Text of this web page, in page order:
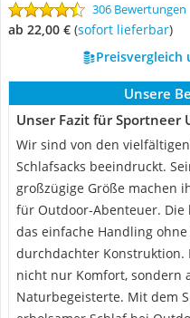
306 Bewertungen
ab 22,00 € ( Sofort lieferbar)
Preisvergleich
Unsere
Unser Fazit für Sportneer
Wir sind von den
Schlafsacks beeindruckt.
großzügige Größe machen
für Outdoor-Abenteuer.
das einfache Handling
durchdachter Konstruktion.
nicht nur Komfort, sondern
Naturbegeisterte. Mit dem